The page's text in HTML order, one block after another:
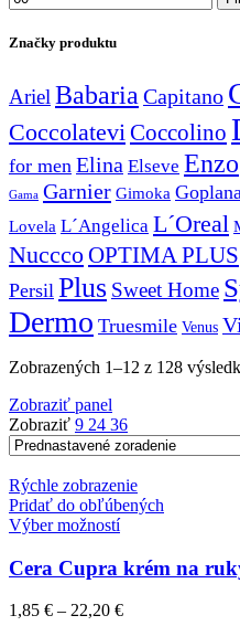
Značky produktu
Ariel Babaria Capitano
Coccolatevi Coccolino
for men Elina Elseve Enzo
Gama Garnier Gimoka Goplana
Lovela L´Angelica L´Oreal
NucccoOPTIMA PLUS
Persil Plus Sweet Home
Dermo Truesmile Venus
Zobrazených 1–12 z 128
Zobraziť panel
Zobraziť 9 24 36
Rýchle zobrazenie
Pridať do obľúbených
Výber možností
Cera Cupra krém na
1,85 € – 22,20 €